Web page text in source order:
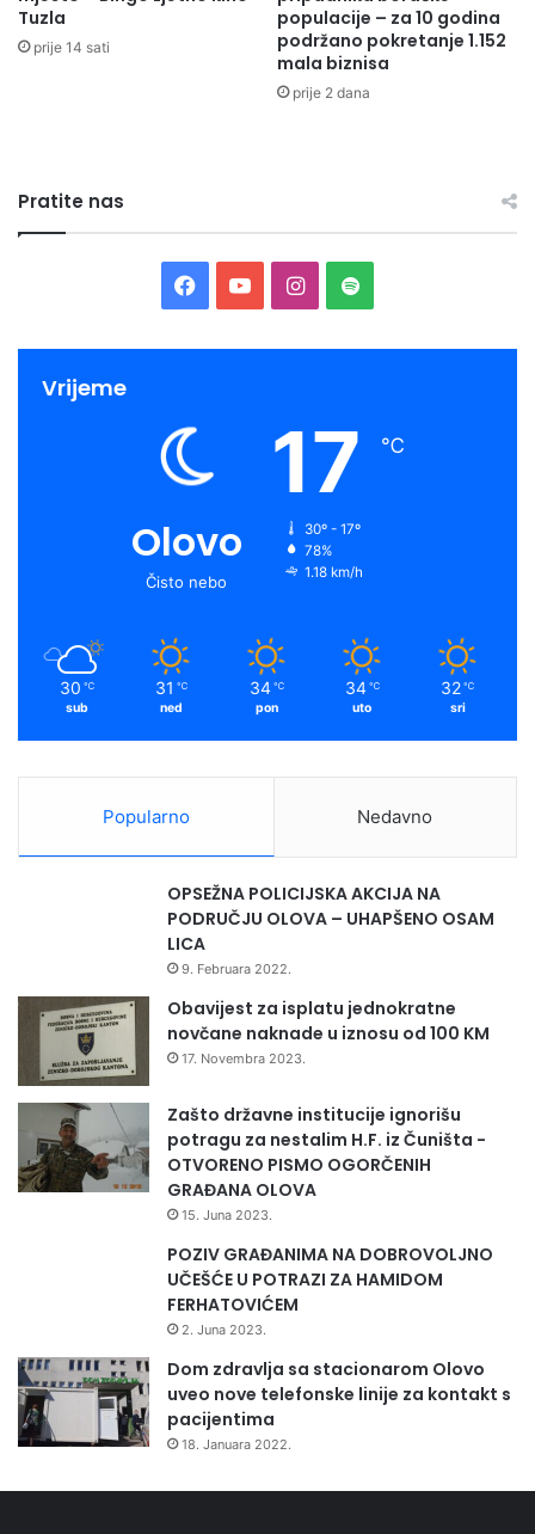
Primjetili smo da je razgovarano i o vrlo realnoj i izvjesnoj
mogućnosti da u narednim sedmicama dođe do realizacije
Tuzla
prije 14 sati
populacije – za 10 godina
podržano pokretanje 1.152
mala biznisa
prije 2 dana
Pratite nas
Facebook
YouTubeInstagram
Spotify
Vrijeme
Olovo
Čisto nebo
17 ℃
30º - 17º
78%
1.18 km/h
30 ℃
sub
31 ℃
ned
34 ℃
pon
34 ℃
uto
32 ℃
sri
Popularno Nedavno
OPSEŽNA POLICIJSKA AKCIJA NA
PODRUČJU OLOVA – UHAPŠENO OSAM
LICA
9. Februara 2022.
Obavijest za isplatu jednokratne
novčane naknade u iznosu od 100 KM
17. Novembra 2023.
Zašto državne institucije ignorišu
potragu za nestalim H.F. iz Čuništa -
OTVORENO PISMO OGORČENIH
GRAĐANA OLOVA
15. Juna 2023.
POZIV GRAĐANIMA NA DOBROVOLJNO
UČEŠĆE U POTRAZI ZA HAMIDOM
FERHATOVIĆEM
2. Juna 2023.
Dom zdravlja sa stacionarom Olovo
uveo nove telefonske linije za kontakt s
pacijentima
18. Januara 2022.